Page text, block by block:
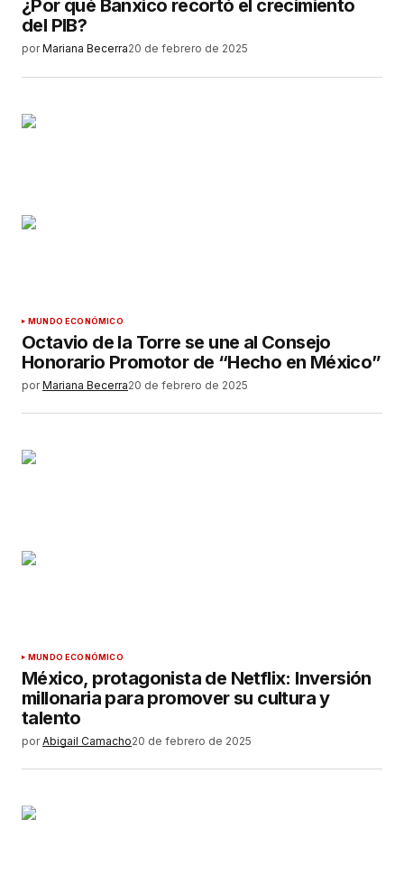
¿Por qué Banxico recortó el crecimiento
del PIB?
por Mariana Becerra20 de febrero de 2025
MUNDO ECONÓMICO
Octavio de la Torre se une al Consejo
Honorario Promotor de “Hecho en México”
por Mariana Becerra20 de febrero de 2025
MUNDO ECONÓMICO
México, protagonista de Netflix: Inversión
millonaria para promover su cultura y
talento
por Abigail Camacho20 de febrero de 2025